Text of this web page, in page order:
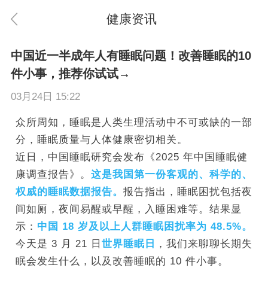
健康资讯
中国近一半成年人有睡眠问题！改善睡眠的10
件小事，推荐你试试→
03月24日 15:22
众所周知，睡眠是人类生理活动中不可或缺的一部
分，睡眠质量与人体健康密切相关。
近日，中国睡眠研究会发布《2025 年中国睡眠健
康调查报告》。 这是我国第一份客观的、科学的、
权威的睡眠数据报告。 报告指出，睡眠困扰包括夜
间如厕，夜间易醒或早醒，入睡困难等。结果显
示： 中国 18 岁及以上人群睡眠困扰率为 48.5%。
今天是 3 月 21 日 世界睡眠日
，我们来聊聊长期失
眠会发生什么，以及改善睡眠的 10 件小事。